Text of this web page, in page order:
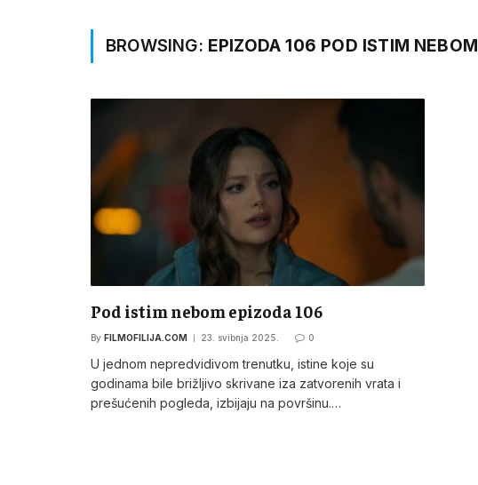
BROWSING: EPIZODA 106 POD ISTIM NEBOM
Pod istim nebom epizoda 106
By FILMOFILIJA.COM 23. svibnja 2025. 0
U jednom nepredvidivom trenutku, istine koje su
godinama bile brižljivo skrivane iza zatvorenih vrata i
prešućenih pogleda, izbijaju na površinu.…